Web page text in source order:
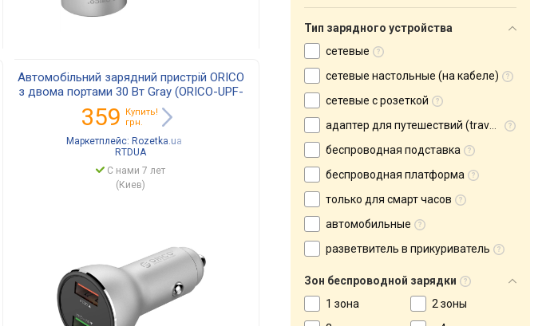
Автомобільний зарядний пристрій ORICO
з двома портами 30 Вт Gray (ORICO-UPF-
Q2-SV-BP)
359
Купить!
грн.
Маркетплейс: Rozetka.ua
RTDUA
С нами 7 лет
(Киев)
Тип зарядного устройства
сетевые
сетевые настольные (на кабеле)
сетевые с розеткой
адаптер для путешествий (travel adapter)
беспроводная подставка
беспроводная платформа
только для смарт часов
автомобильные
разветвитель в прикуриватель
Зон беспроводной зарядки
1 зона
2 зоны